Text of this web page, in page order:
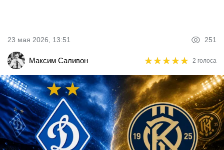
23 мая 2026, 13:51 251
Максим Саливон ★★★★★
★★★★★ 2 голоса